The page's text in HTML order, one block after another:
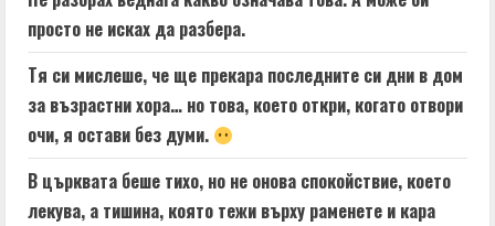
просто не исках да разбера.
Тя си мислеше, че ще прекара последните си дни в дом
за възрастни хора… но това, което откри, когато отвори
очи, я остави без думи.
В църквата беше тихо, но не онова спокойствие, което
лекува, а тишина, която тежи върху раменете и кара